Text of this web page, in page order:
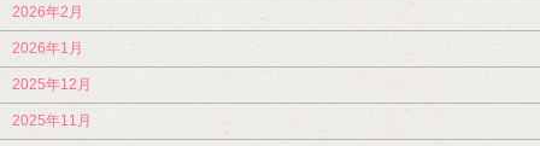
2026年2月
2026年1月
2025年12月
2025年11月